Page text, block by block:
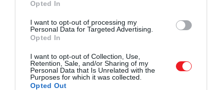
Opted In
I want to opt-out of processing my
Personal Data for Targeted Advertising.
Opted In
I want to opt-out of Collection, Use,
Retention, Sale, and/or Sharing of my
Personal Data that Is Unrelated with the
Purposes for which it was collected.
Opted Out
vulkán, amely Tenerife egész évre kiterjedő trópusi
időjárásával szemben sokkal hidegebb klímával bír.
és pólóban érkeznek, meglepődve tapasztalják a
csúcs gyorsan változó időjárását, különösen a
reggeli és esti órákban. Éppen ezért legyen nálunk